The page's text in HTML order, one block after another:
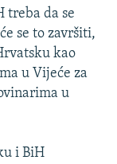
treba da se
se to završiti,
kao
u Vijeće za
u
i BiH